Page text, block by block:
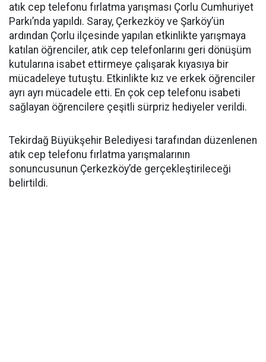
atık cep telefonu fırlatma yarışması Çorlu Cumhuriyet
Parkı’nda yapıldı. Saray, Çerkezköy ve Şarköy’ün
ardından Çorlu ilçesinde yapılan etkinlikte yarışmaya
katılan öğrenciler, atık cep telefonlarını geri dönüşüm
kutularına isabet ettirmeye çalışarak kıyasıya bir
mücadeleye tutuştu. Etkinlikte kız ve erkek öğrenciler
ayrı ayrı mücadele etti. En çok cep telefonu isabeti
sağlayan öğrencilere çeşitli sürpriz hediyeler verildi.
Tekirdağ Büyükşehir Belediyesi tarafından düzenlenen
atık cep telefonu fırlatma yarışmalarının
sonuncusunun Çerkezköy’de gerçekleştirileceği
belirtildi.